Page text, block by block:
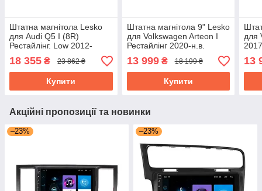
Штатна магнітола Lesko
для Audi Q5 I (8R)
Рестайлінг. Low 2012-
2017г 9" 6/128Gb 4G Wi-Fi
GPS Top
18 355 ₴ 23 862 ₴
Купити
Штатна магнітола 9" Lesko
для Volkswagen Arteon I
Рестайлінг 2020-н.в.
6/128Gb 4G Wi-Fi GPS Top
13 999₴ 18 199 ₴
Купити
для
13
Акційні пропозиції та новинки
–23% –23%